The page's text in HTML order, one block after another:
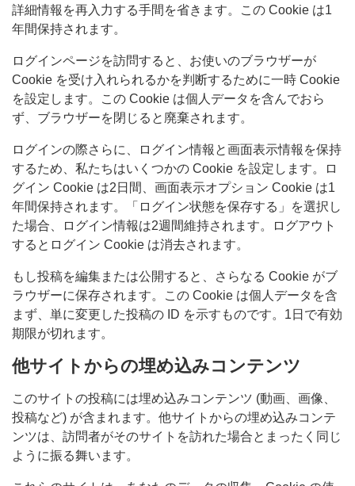
詳細情報を再入力する手間を省きます。この Cookie は1
年間保持されます。
ログインページを訪問すると、お使いのブラウザーが
Cookie を受け入れられるかを判断するために一時 Cookie
を設定します。この Cookie は個人データを含んでおら
ず、ブラウザーを閉じると廃棄されます。
ログインの際さらに、ログイン情報と画面表示情報を保持
するため、私たちはいくつかの Cookie を設定します。ロ
グイン Cookie は2日間、画面表示オプション Cookie は1
年間保持されます。「ログイン状態を保存する」を選択し
た場合、ログイン情報は2週間維持されます。ログアウト
するとログイン Cookie は消去されます。
もし投稿を編集または公開すると、さらなる Cookie がブ
ラウザーに保存されます。この Cookie は個人データを含
まず、単に変更した投稿の ID を示すものです。1日で有効
期限が切れます。
他サイトからの埋め込みコンテンツ
このサイトの投稿には埋め込みコンテンツ (動画、画像、
投稿など) が含まれます。他サイトからの埋め込みコンテ
ンツは、訪問者がそのサイトを訪れた場合とまったく同じ
ように振る舞います。